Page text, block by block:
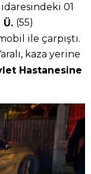
idaresindeki 01
(55)
ile çarpıştı.
kaza yerine
Hastanesine